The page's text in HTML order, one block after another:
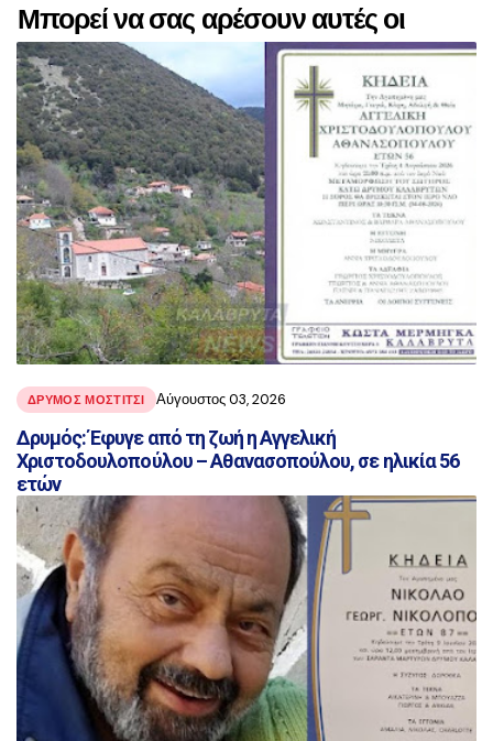
Μπορεί να σας αρέσουν αυτές οι
αναρτήσεις
ΔΡΥΜΟΣ ΜΟΣΤΙΤΣΙ Αύγουστος 03, 2026
Δρυμός: Έφυγε από τη ζωή η Αγγελική
Χριστοδουλοπούλου – Αθανασοπούλου, σε ηλικία 56
ετών